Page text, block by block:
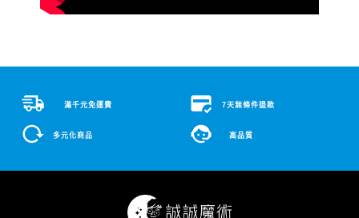
滿千元免運費 7天無條件退款
多元化商品 高品質